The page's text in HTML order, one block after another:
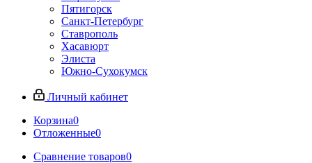
Пятигорск
Санкт-Петербург
Ставрополь
Хасавюрт
Элиста
Южно-Сухокумск
Личный кабинет
Корзина0
Отложенные0
Сравнение товаров0